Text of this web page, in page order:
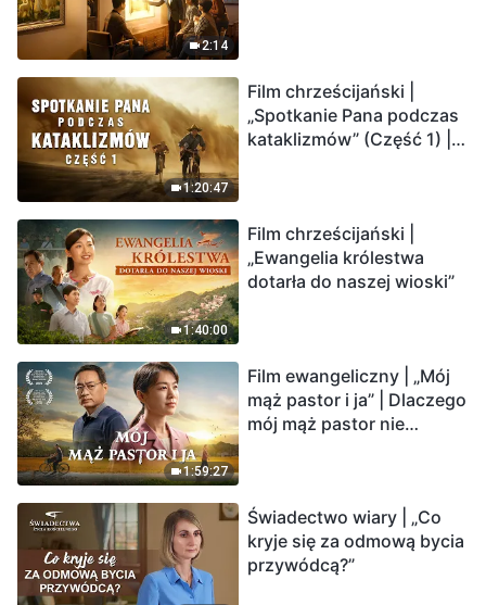
2:14
1:20:47
Film chrześcijański |
„Spotkanie Pana podczas
kataklizmów” (Część 1) |
1:40:00
Film chrześcijański |
„Ewangelia królestwa
dotarła do naszej wioski”
1:59:27
Film ewangeliczny | „Mój
mąż pastor i ja” | Dlaczego
mój mąż pastor nie
Świadectwo wiary | „Co
kryje się za odmową bycia
przywódcą?”